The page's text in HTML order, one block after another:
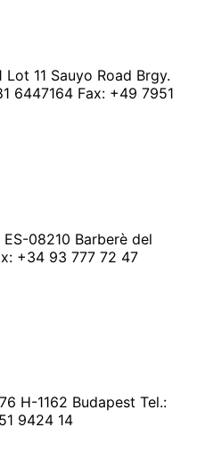
11 Sauyo Road Brgy.
6447164 Fax: +49 7951
08210 Barberè del
+34 93 777 72 47
H-1162 Budapest Tel.:
9424 14